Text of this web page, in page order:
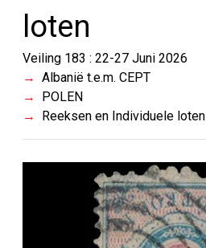
loten
Veiling 183 : 22-27 Juni 2026
Albanië t.e.m. CEPT
POLEN
Reeksen en Individuele loten